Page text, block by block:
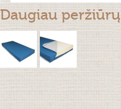
Daugiau peržiūrų